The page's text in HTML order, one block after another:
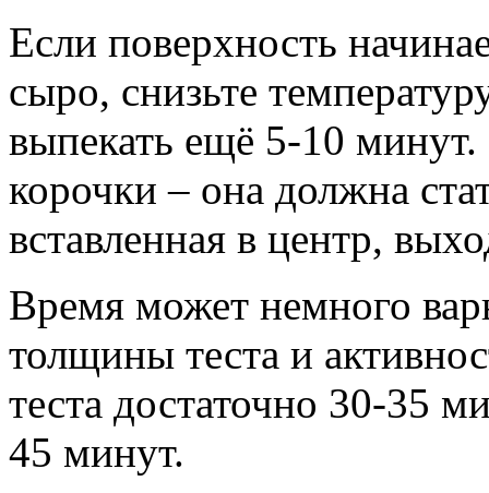
Если поверхность
сыро, снизьте
выпекать ещё 5-10 минут.
корочки – она должна
вставленная в центр,
Время может немного
толщины теста и
теста достаточно 30-35
45 минут.